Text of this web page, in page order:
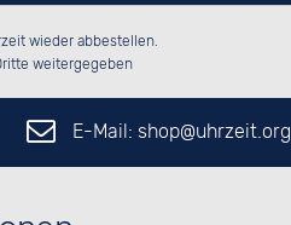
tragen Sie die Zahl in
Feld ein.
wieder abbestellen.
weitergegeben
E-Mail: shop@uhrzeit.org